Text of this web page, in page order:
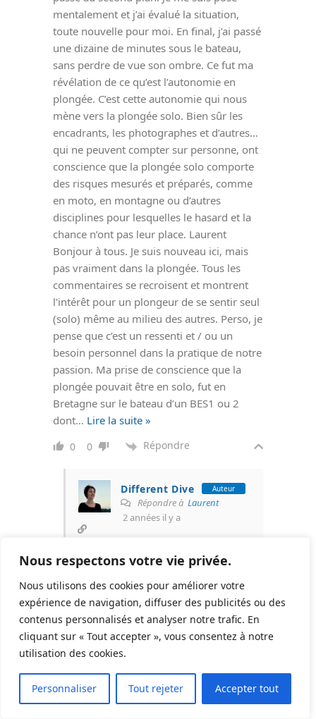
Nous respectons votre vie privée.
Nous utilisons des cookies pour améliorer votre
expérience de navigation, diffuser des publicités ou des
contenus personnalisés et analyser notre trafic. En
cliquant sur « Tout accepter », vous consentez à notre
utilisation des cookies.
Personnaliser Tout rejeter Accepter tout
mentalement et j’ai évalué la situation,
toute nouvelle pour moi. En final, j’ai passé
une dizaine de minutes sous le bateau,
sans perdre de vue son ombre. Ce fut ma
révélation de ce qu’est l’autonomie en
plongée. C’est cette autonomie qui nous
mène vers la plongée solo. Bien sûr les
encadrants, les photographes et d’autres…
qui ne peuvent compter sur personne, ont
conscience que la plongée solo comporte
des risques mesurés et préparés, comme
en moto, en montagne ou d’autres
disciplines pour lesquelles le hasard et la
chance n’ont pas leur place. Laurent
Bonjour à tous. Je suis nouveau ici, mais
pas vraiment dans la plongée. Tous les
commentaires se recroisent et montrent
l’intérêt pour un plongeur de se sentir seul
(solo) même au milieu des autres. Perso, je
pense que c’est un ressenti et / ou un
besoin personnel dans la pratique de notre
passion. Ma prise de conscience que la
plongée pouvait être en solo, fut en
Bretagne sur le bateau d’un BES1 ou 2
dont… Lire la suite »
0 0 Répondre
Different Dive Auteur
Répondre à Laurent
2 années il y a
qui s’est révélé à toi.
Je partage ton avis : la plongée solo
tout comme d’autres activités “à
risque”, bien préparée est une
activité à part entière qui s’effectue
0 Répondre